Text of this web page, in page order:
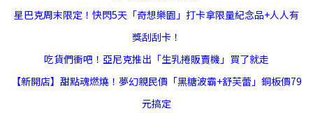
星巴克周末限定！快閃5天「奇想樂園」打卡拿限量紀念品+人人有
獎刮刮卡！
吃貨們衝吧！亞尼克推出「生乳捲販賣機」買了就走
【新開店】甜點魂燃燒！夢幻親民價「黑糖波霸+舒芙蕾」銅板價79
元搞定